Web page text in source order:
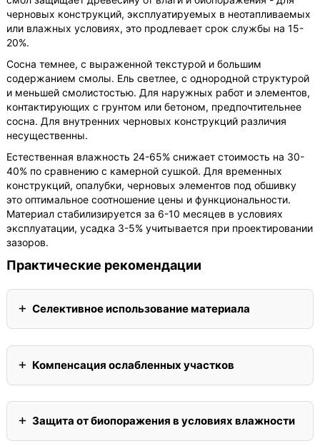
черновых конструкций, эксплуатируемых в неотапливаемых
или влажных условиях, это продлевает срок службы на 15-
20%.
Сосна темнее, с выраженной текстурой и большим
содержанием смолы. Ель светлее, с однородной структурой
и меньшей смолистостью. Для наружных работ и элементов,
контактирующих с грунтом или бетоном, предпочтительнее
сосна. Для внутренних черновых конструкций различия
несущественны.
Естественная влажность 24-65% снижает стоимость на 30-
40% по сравнению с камерной сушкой. Для временных
конструкций, опалубки, черновых элементов под обшивку
это оптимальное соотношение цены и функциональности.
Материал стабилизируется за 6-10 месяцев в условиях
эксплуатации, усадка 3-5% учитывается при проектировании
зазоров.
Практические рекомендации
Селективное использование материала
Компенсация ослабленных участков
Защита от биопоражения в условиях влажности